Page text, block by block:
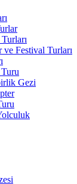
ve Festival Turları
Gezi